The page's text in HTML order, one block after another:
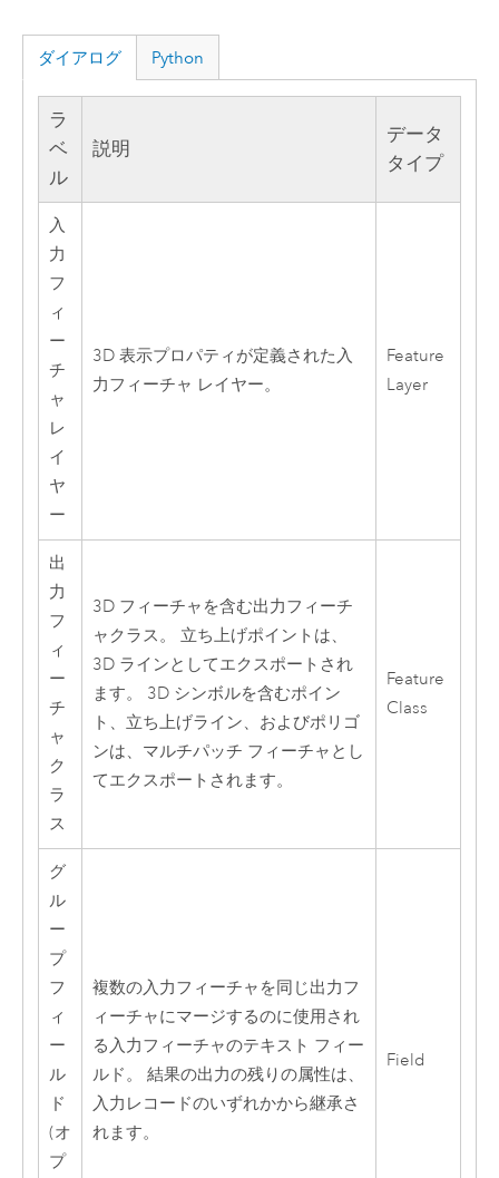
ダイアログ Python
ラ
ベ
ル
説明
データ
タイプ
入
力
フ
ィ
ー
チ
ャ
レ
イ
ヤ
ー
3D 表示プロパティが定義された入
力フィーチャ レイヤー。
Feature
Layer
出
力
フ
ィ
ー
チ
ャ
ク
ラ
ス
3D フィーチャを含む出力フィーチ
ャクラス。 立ち上げポイントは、
3D ラインとしてエクスポートされ
ます。 3D シンボルを含むポイン
ト、立ち上げライン、およびポリゴ
ンは、マルチパッチ フィーチャとし
てエクスポートされます。
Feature
Class
グ
ル
ー
プ
フ
ィ
ー
ル
ド
(オ
プ
複数の入力フィーチャを同じ出力フ
ィーチャにマージするのに使用され
る入力フィーチャのテキスト フィー
ルド。 結果の出力の残りの属性は、
入力レコードのいずれかから継承さ
れます。
Field